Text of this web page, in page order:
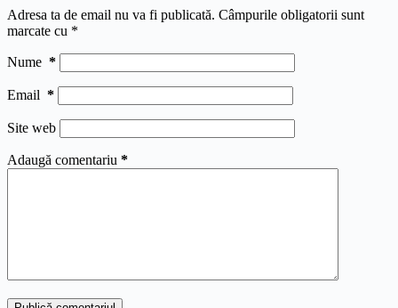
Adresa ta de email nu va fi publicată. Câmpurile obligatorii sunt
marcate cu *
Nume *
Email *
Site web
Adaugă comentariu *